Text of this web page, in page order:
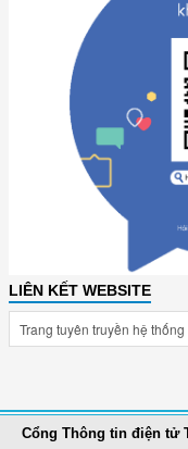
LIÊN KẾT WEBSITE
Cổng Thông tin điện tử